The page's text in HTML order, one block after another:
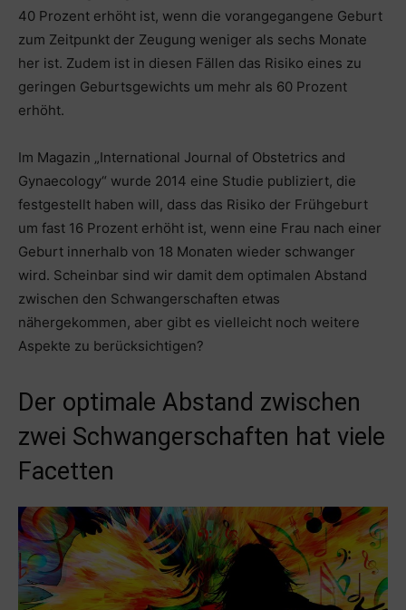
40 Prozent erhöht ist, wenn die vorangegangene Geburt
zum Zeitpunkt der Zeugung weniger als sechs Monate
her ist. Zudem ist in diesen Fällen das Risiko eines zu
geringen Geburtsgewichts um mehr als 60 Prozent
erhöht.
Im Magazin „International Journal of Obstetrics and
Gynaecology“ wurde 2014 eine Studie publiziert, die
festgestellt haben will, dass das Risiko der Frühgeburt
um fast 16 Prozent erhöht ist, wenn eine Frau nach einer
Geburt innerhalb von 18 Monaten wieder schwanger
wird. Scheinbar sind wir damit dem optimalen Abstand
zwischen den Schwangerschaften etwas
nähergekommen, aber gibt es vielleicht noch weitere
Aspekte zu berücksichtigen?
Der optimale Abstand zwischen
zwei Schwangerschaften hat viele
Facetten